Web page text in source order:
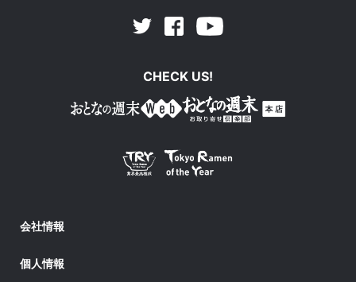
Twitter Facebook
CHECK US!
会社情報
個人情報